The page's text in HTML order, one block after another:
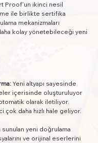
Proof'un ikinci nesil
ile birlikte sertifika
mekanizmaları
kolay yönetebileceği yeni
Yeni altyapı sayesinde
içerisinde oluşturuluyor
olarak iletiliyor.
daha hızlı hale geliyor.
sunulan yeni doğrulama
ve orijinal eserlerini